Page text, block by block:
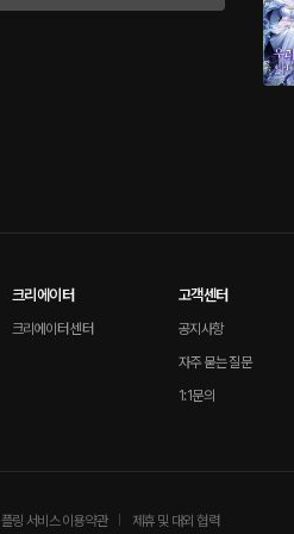
크리에이터
크리에이터 센터
고객센터
공지사항
자주 묻는 질문
1:1문의
플링 서비스 이용약관 제휴 및 대외 협력